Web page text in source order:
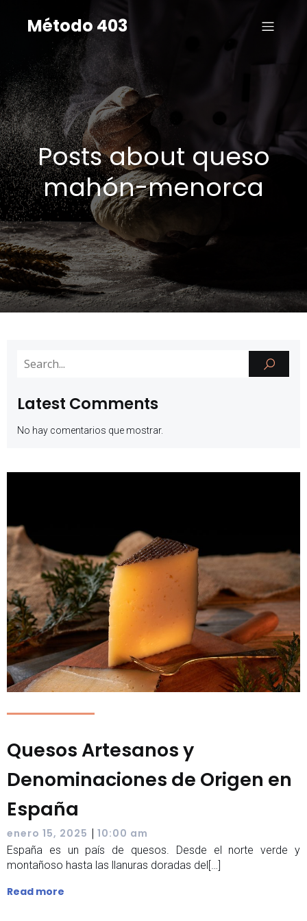
Método 403
Posts about queso
mahón-menorca
Latest Comments
No hay comentarios que mostrar.
Quesos Artesanos y
Denominaciones de Origen en
España
enero 15, 2025 | 10:00 am
España es un país de quesos. Desde el norte verde y
montañoso hasta las llanuras doradas del[…]
Read more